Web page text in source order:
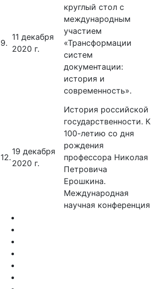
9.
11 декабря
2020 г.
круглый стол с
международным
участием
«Трансформации
систем
документации:
история и
современность».
12.
19 декабря
2020 г.
История российской
государственности. К
100-летию со дня
рождения
профессора Николая
Петровича
Ерошкина.
Международная
научная конференция